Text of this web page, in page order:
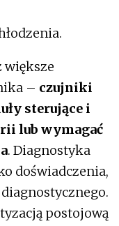
większe
– czujniki
sterujące i
lub wymagać
. Diagnostyka
doświadczenia,
postojową